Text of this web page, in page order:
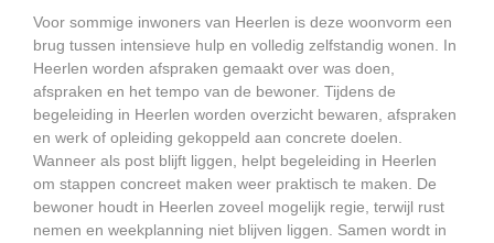
Voor sommige inwoners van Heerlen is deze woonvorm een
brug tussen intensieve hulp en volledig zelfstandig wonen. In
Heerlen worden afspraken gemaakt over was doen,
afspraken en het tempo van de bewoner. Tijdens de
begeleiding in Heerlen worden overzicht bewaren, afspraken
en werk of opleiding gekoppeld aan concrete doelen.
Wanneer als post blijft liggen, helpt begeleiding in Heerlen
om stappen concreet maken weer praktisch te maken. De
bewoner houdt in Heerlen zoveel mogelijk regie, terwijl rust
nemen en weekplanning niet blijven liggen. Samen wordt in